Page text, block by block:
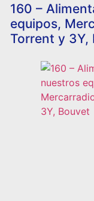
160 –
equipos,
Torrent y 3Y,